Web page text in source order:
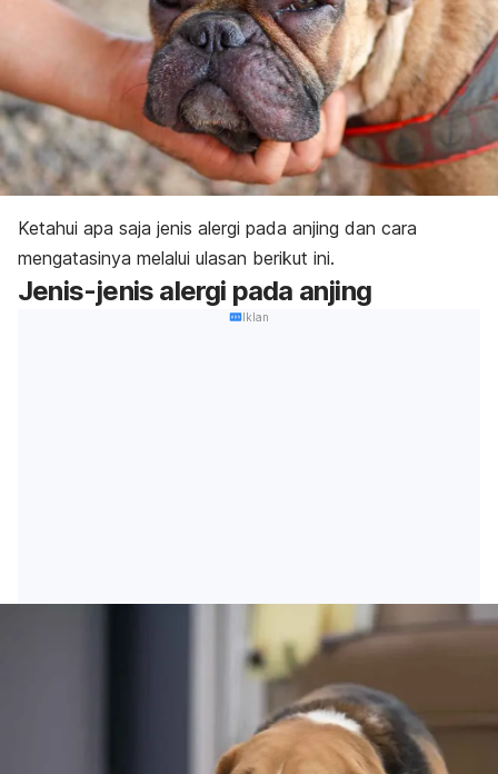
Ketahui apa saja jenis alergi pada anjing dan cara
mengatasinya melalui ulasan berikut ini.
Jenis-jenis alergi pada anjing
Iklan